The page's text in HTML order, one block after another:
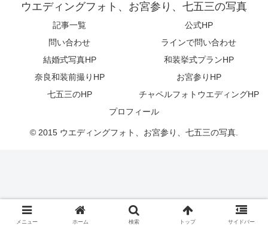
ウエディングフォト、お宮参り、七五三の写真
記事一覧
公式HP
問い合わせ
ラインで問い合わせ
結婚式写真HP
和装挙式プランHP
奈良和装前撮りHP
お宮参りHP
七五三のHP
チャペルフォトウエディングHP
プロフィール
© 2015 ウエディングフォト、お宮参り、七五三の写真.
メニュー ホーム 検索 トップ サイドバー